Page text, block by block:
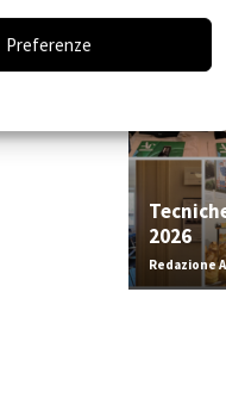
Preferenze
2026
Redazione